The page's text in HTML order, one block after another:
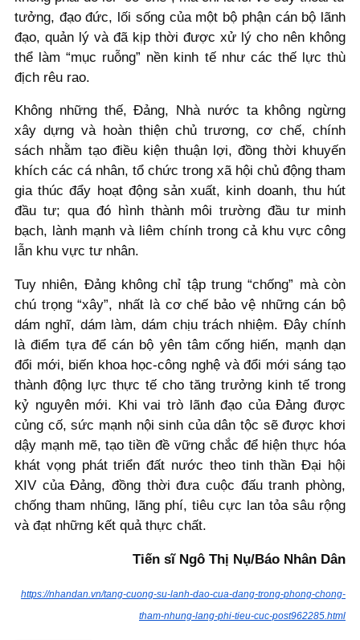
tưởng, đạo đức, lối sống của một bộ phận cán bộ lãnh
đạo, quản lý và đã kịp thời được xử lý cho nên không
thể làm “mục ruỗng” nền kinh tế như các thế lực thù
địch rêu rao.
Không những thế, Đảng, Nhà nước ta không ngừng
xây dựng và hoàn thiện chủ trương, cơ chế, chính
sách nhằm tạo điều kiện thuận lợi, đồng thời khuyến
khích các cá nhân, tổ chức trong xã hội chủ động tham
gia thúc đẩy hoạt động sản xuất, kinh doanh, thu hút
đầu tư; qua đó hình thành môi trường đầu tư minh
bạch, lành mạnh và liêm chính trong cả khu vực công
lẫn khu vực tư nhân.
Tuy nhiên, Đảng không chỉ tập trung “chống” mà còn
chú trọng “xây”, nhất là cơ chế bảo vệ những cán bộ
dám nghĩ, dám làm, dám chịu trách nhiệm. Đây chính
là điểm tựa để cán bộ yên tâm cống hiến, mạnh dạn
đổi mới, biến khoa học-công nghệ và đổi mới sáng tạo
thành động lực thực tế cho tăng trưởng kinh tế trong
kỷ nguyên mới. Khi vai trò lãnh đạo của Đảng được
củng cố, sức mạnh nội sinh của dân tộc sẽ được khơi
dậy mạnh mẽ, tạo tiền đề vững chắc để hiện thực hóa
khát vọng phát triển đất nước theo tinh thần Đại hội
XIV của Đảng, đồng thời đưa cuộc đấu tranh phòng,
chống tham nhũng, lãng phí, tiêu cực lan tỏa sâu rộng
và đạt những kết quả thực chất.
Tiến sĩ Ngô Thị Nụ/Báo Nhân Dân
https://nhandan.vn/tang-cuong-su-lanh-dao-cua-dang-trong-phong-chong-
tham-nhung-lang-phi-tieu-cuc-post962285.html